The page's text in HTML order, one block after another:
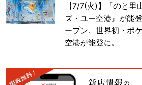
【7/7(火)】『のと里
ズ・ユー空港』が能
ープン。世界初・ポ
空港が能登に。